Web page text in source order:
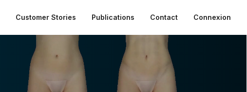
Customer Stories Publications Contact Connexion